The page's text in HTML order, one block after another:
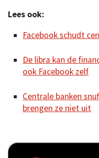
Lees ook:
Facebook schudt
De libra kan de
ook Facebook zelf
Centrale banken
brengen ze niet uit